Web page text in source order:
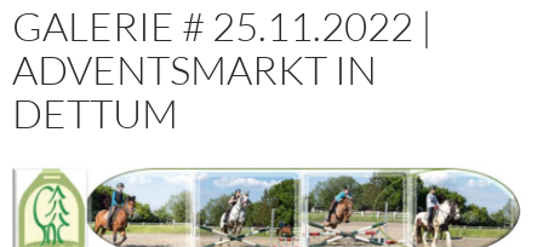
GALERIE # 25.11.2022 |
ADVENTSMARKT IN
DETTUM